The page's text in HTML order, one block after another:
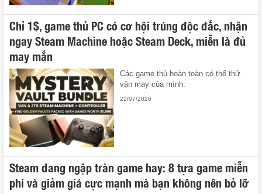
Chỉ 1$, game thủ PC có cơ hội trúng độc đắc, nhận
ngay Steam Machine hoặc Steam Deck, miễn là đủ
may mắn
Các game thủ hoàn toàn có thể thử
vận may của mình.
22/07/2026
Steam đang ngập tràn game hay: 8 tựa game miễn
phí và giảm giá cực mạnh mà bạn không nên bỏ lỡ